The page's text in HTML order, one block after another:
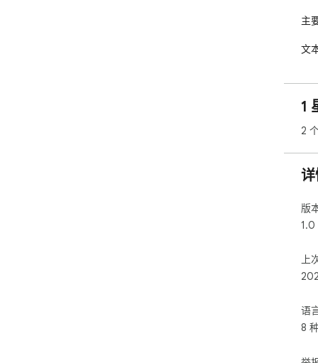
主
文
清
速
靠
本
1
2
版
1.0
上
语
8